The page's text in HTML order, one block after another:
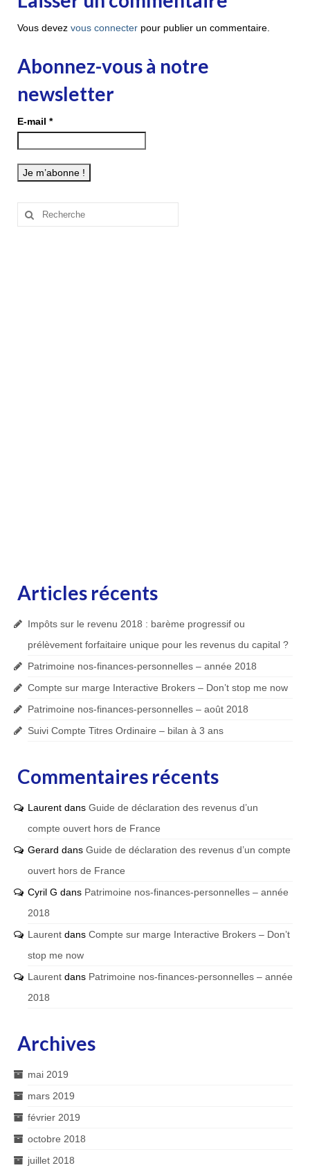
Vous devez vous connecter pour publier un commentaire.
Abonnez-vous à notre
newsletter
E-mail *
Rechercher
Articles récents
Impôts sur le revenu 2018 : barème progressif ou
prélèvement forfaitaire unique pour les revenus du capital ?
Patrimoine nos-finances-personnelles – année 2018
Compte sur marge Interactive Brokers – Don’t stop me now
Patrimoine nos-finances-personnelles – août 2018
Suivi Compte Titres Ordinaire – bilan à 3 ans
Commentaires récents
Laurent dans Guide de déclaration des revenus d’un
compte ouvert hors de France
Gerard dans Guide de déclaration des revenus d’un compte
ouvert hors de France
Cyril G dans Patrimoine nos-finances-personnelles – année
2018
Laurent dans Compte sur marge Interactive Brokers – Don’t
stop me now
Laurent dans Patrimoine nos-finances-personnelles – année
2018
Archives
mai 2019
mars 2019
février 2019
octobre 2018
juillet 2018